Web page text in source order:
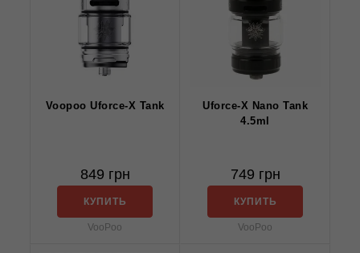
Voopoo Uforce-X Tank
849 грн
КУПИТЬ
VooPoo
Uforce-X Nano Tank
4.5ml
749 грн
КУПИТЬ
VooPoo